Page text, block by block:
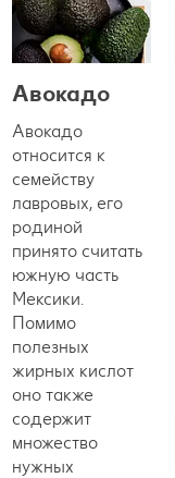
Авокадо
Авокадо
относится к
семейству
лавровых, его
родиной
принято считать
южную часть
Мексики.
Помимо
полезных
жирных кислот
оно также
содержит
множество
нужных